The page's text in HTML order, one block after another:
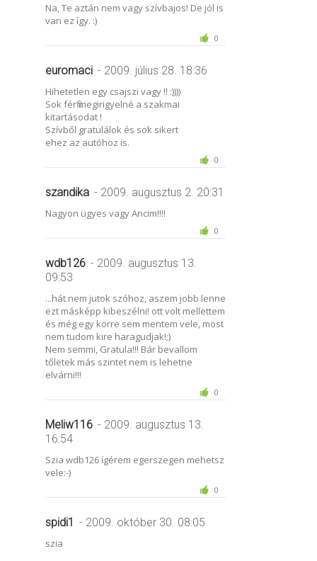
Na, Te aztán nem vagy szívbajos! De jól is
van ez így. :)
0
euromaci - 2009. július 28. 18:36
Hihetetlen egy csajszi vagy !! :))))
Sok férfi megirigyelné a szakmai
kitartásodat !
Szívből gratulálok és sok sikert
ehez az autóhoz is.
0
szandika - 2009. augusztus 2. 20:31
Nagyon ügyes vagy Ancim!!!!
0
wdb126 - 2009. augusztus 13.
09:53
...hát nem jutok szóhoz, aszem jobb lenne
ezt másképp kibeszélni! ott volt mellettem
és még egy körre sem mentem vele, most
nem tudom kire haragudjak!;)
Nem semmi, Gratula!!! Bár bevallom
tőletek más szintet nem is lehetne
elvárni!!!
0
Meliw116 - 2009. augusztus 13.
16:54
Szia wdb126 ígérem egerszegen mehetsz
vele:-)
0
spidi1 - 2009. október 30. 08:05
szia